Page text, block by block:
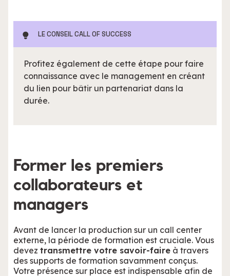
LE CONSEIL CALL OF SUCCESS
Profitez également de cette étape pour faire
connaissance avec le management en créant
du lien pour bâtir un partenariat dans la
durée.
Former les premiers
collaborateurs et
managers
Avant de lancer la production sur un call center
externe, la période de formation est cruciale. Vous
devez transmettre votre savoir-faire à travers
des supports de formation savamment conçus.
Votre présence sur place est indispensable afin de